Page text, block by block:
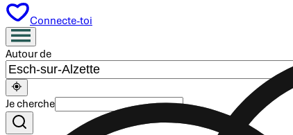
Connecte-toi
Autour de
Je cherche